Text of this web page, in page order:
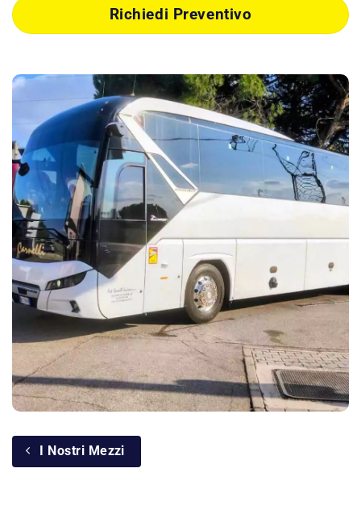
Richiedi Preventivo
I Nostri Mezzi